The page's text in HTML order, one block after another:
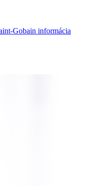
informácia